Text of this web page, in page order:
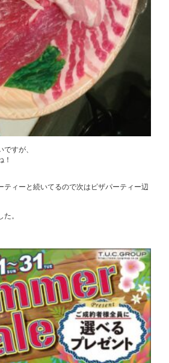
すが、
！
ィーと続いてるので次はピザパーティー辺
。